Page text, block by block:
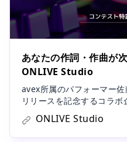
あなたの作詞・作曲が
ONLIVE Studio
avex所属のパフォーマー
リリースを記念するコラ
ションを開催！作詞・作
ス部門の３部にわたり、た
りがとうございました。
ONLIVE Studio